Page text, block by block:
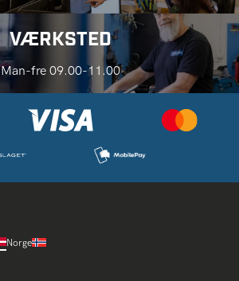
VÆRKSTED
Man-fre 09.00-11.00
Norge